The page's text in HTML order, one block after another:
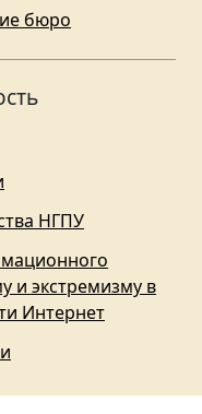
бюро
НГПУ
и экстремизму в
Интернет